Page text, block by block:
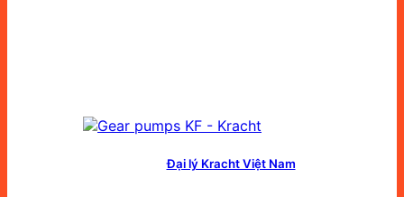
Đại lý Kracht Việt Nam